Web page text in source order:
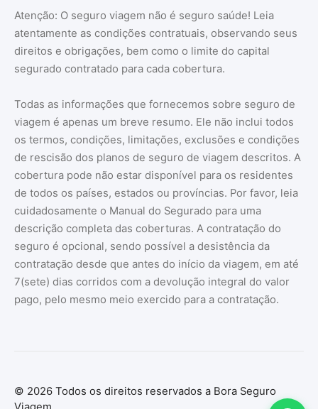
Atenção: O seguro viagem não é seguro saúde! Leia
atentamente as condições contratuais, observando seus
direitos e obrigações, bem como o limite do capital
segurado contratado para cada cobertura.
Todas as informações que fornecemos sobre seguro de
viagem é apenas um breve resumo. Ele não inclui todos
os termos, condições, limitações, exclusões e condições
de rescisão dos planos de seguro de viagem descritos. A
cobertura pode não estar disponível para os residentes
de todos os países, estados ou províncias. Por favor, leia
cuidadosamente o Manual do Segurado para uma
descrição completa das coberturas. A contratação do
seguro é opcional, sendo possível a desistência da
contratação desde que antes do início da viagem, em até
7(sete) dias corridos com a devolução integral do valor
pago, pelo mesmo meio exercido para a contratação.
© 2026 Todos os direitos reservados a Bora Seguro